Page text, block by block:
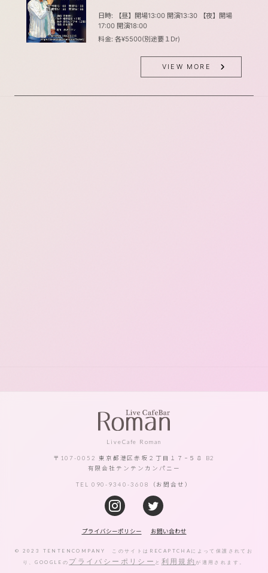
日時: 【昼】開場13:00 開演13:30 【夜】開場
17:00 開演18:00
料金: 各¥5500(別途要１Dr)
VIEW MORE
LiveCafe Roman
〒107-0052 東京都港区赤坂２丁目１７−５８ B2
有限会社テンテンカンパニー
TEL 090-9340-3608（お問合せ）
プライバシーポリシー お問い合わせ
© 2023 TENTENCOMPANY このサイトはRECAPTCHAによって保護されてお
り、GOOGLEの プライバシーポリシー と 利用規約 が適用されます。